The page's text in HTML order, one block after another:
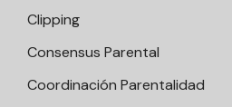
Clipping
Consensus Parental
Coordinación Parentalidad